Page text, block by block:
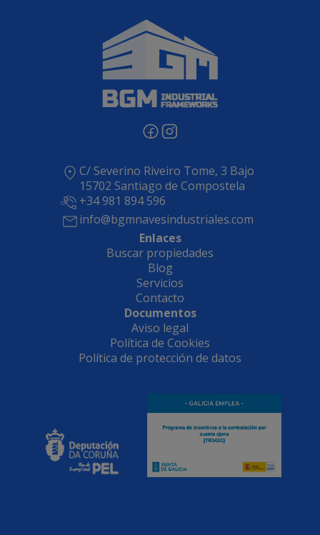
C/ Severino Riveiro Tome, 3 Bajo
15702 Santiago de Compostela
+34 981 894 596
info@bgmnavesindustriales.com
Enlaces
Buscar propiedades
Blog
Servicios
Contacto
Documentos
Aviso legal
Política de Cookies
Política de protección de datos